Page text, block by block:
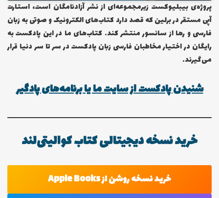
پروژه‌ی بیبلیوکست زیرمجموعه‌ای از نشر آزادنامگان است، استارت
آپی مستقر در برلین که قصد دارد کتاب‌های الکترونیک و صوتی به زبان
فارسی و رها از سانسور منتشر کند. کتاب‌های ما در این پادکست به
رایگان در اختیار مخاطبان فارسی زبان پادکست در سر تا سر دنیا قرار
می‌گیرند.
شنیدن پادکست از سایت ما یا برنامه‌های پادگیر
خرید نسخه دیجیتالی کتاب کوالیتی‌لند
خرید نسخه روشن از Apple Books